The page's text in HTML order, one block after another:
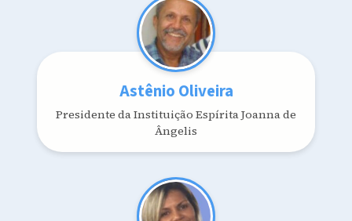
Astênio Oliveira
Presidente da Instituição Espírita Joanna de
Ângelis